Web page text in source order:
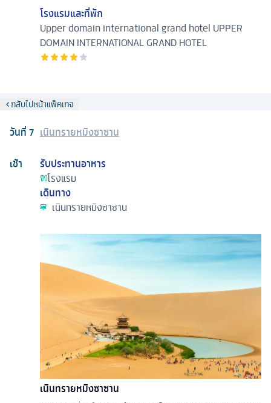
โรงแรมและที่พัก
Upper domain international grand hotel UPPER
DOMAIN INTERNATIONAL GRAND HOTEL
กลับไปหน้าแพ็คเกจ
วันที่7 เนินทรายหมิงซาซาน
เช้า
รับประทานอาหาร
โรงแรม
เดินทาง
เนินทรายหมิงซาซาน
เนินทรายหมิงซาซาน